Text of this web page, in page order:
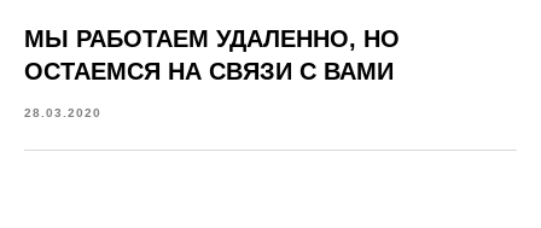
МЫ РАБОТАЕМ УДАЛЕННО, НО
ОСТАЕМСЯ НА СВЯЗИ С ВАМИ
28.03.2020